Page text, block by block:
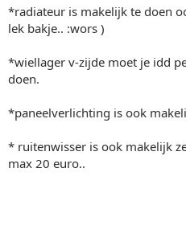
*radiateur is makelijk te doen
lek bakje.. :wors )
*wiellager v-zijde moet je idd
doen.
*paneelverlichting is ook
* ruitenwisser is ook makelijk
max 20 euro..